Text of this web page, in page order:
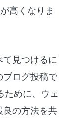
高くなりま
見つけるに
ブログ投稿で
ために、ウェ
良の方法を共